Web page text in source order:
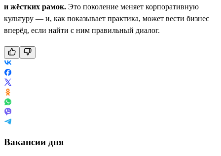
и жёстких рамок. Это поколение меняет корпоративную
культуру — и, как показывает практика, может вести бизнес
вперёд, если найти с ним правильный диалог.
Вакансии дня